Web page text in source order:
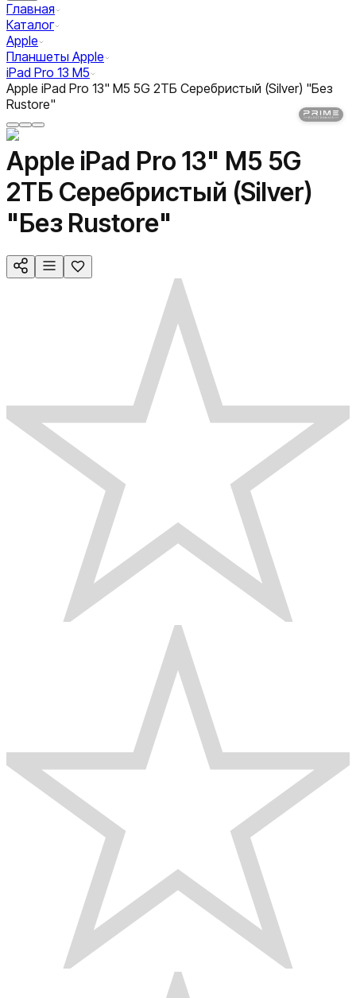
Главная
Каталог
Apple
Планшеты Apple
iPad Pro 13 M5
Apple iPad Pro 13" M5 5G 2ТБ Серебристый (Silver) "Без
Rustore"
Apple iPad Pro 13" M5 5G
2ТБ Серебристый (Silver)
"Без Rustore"